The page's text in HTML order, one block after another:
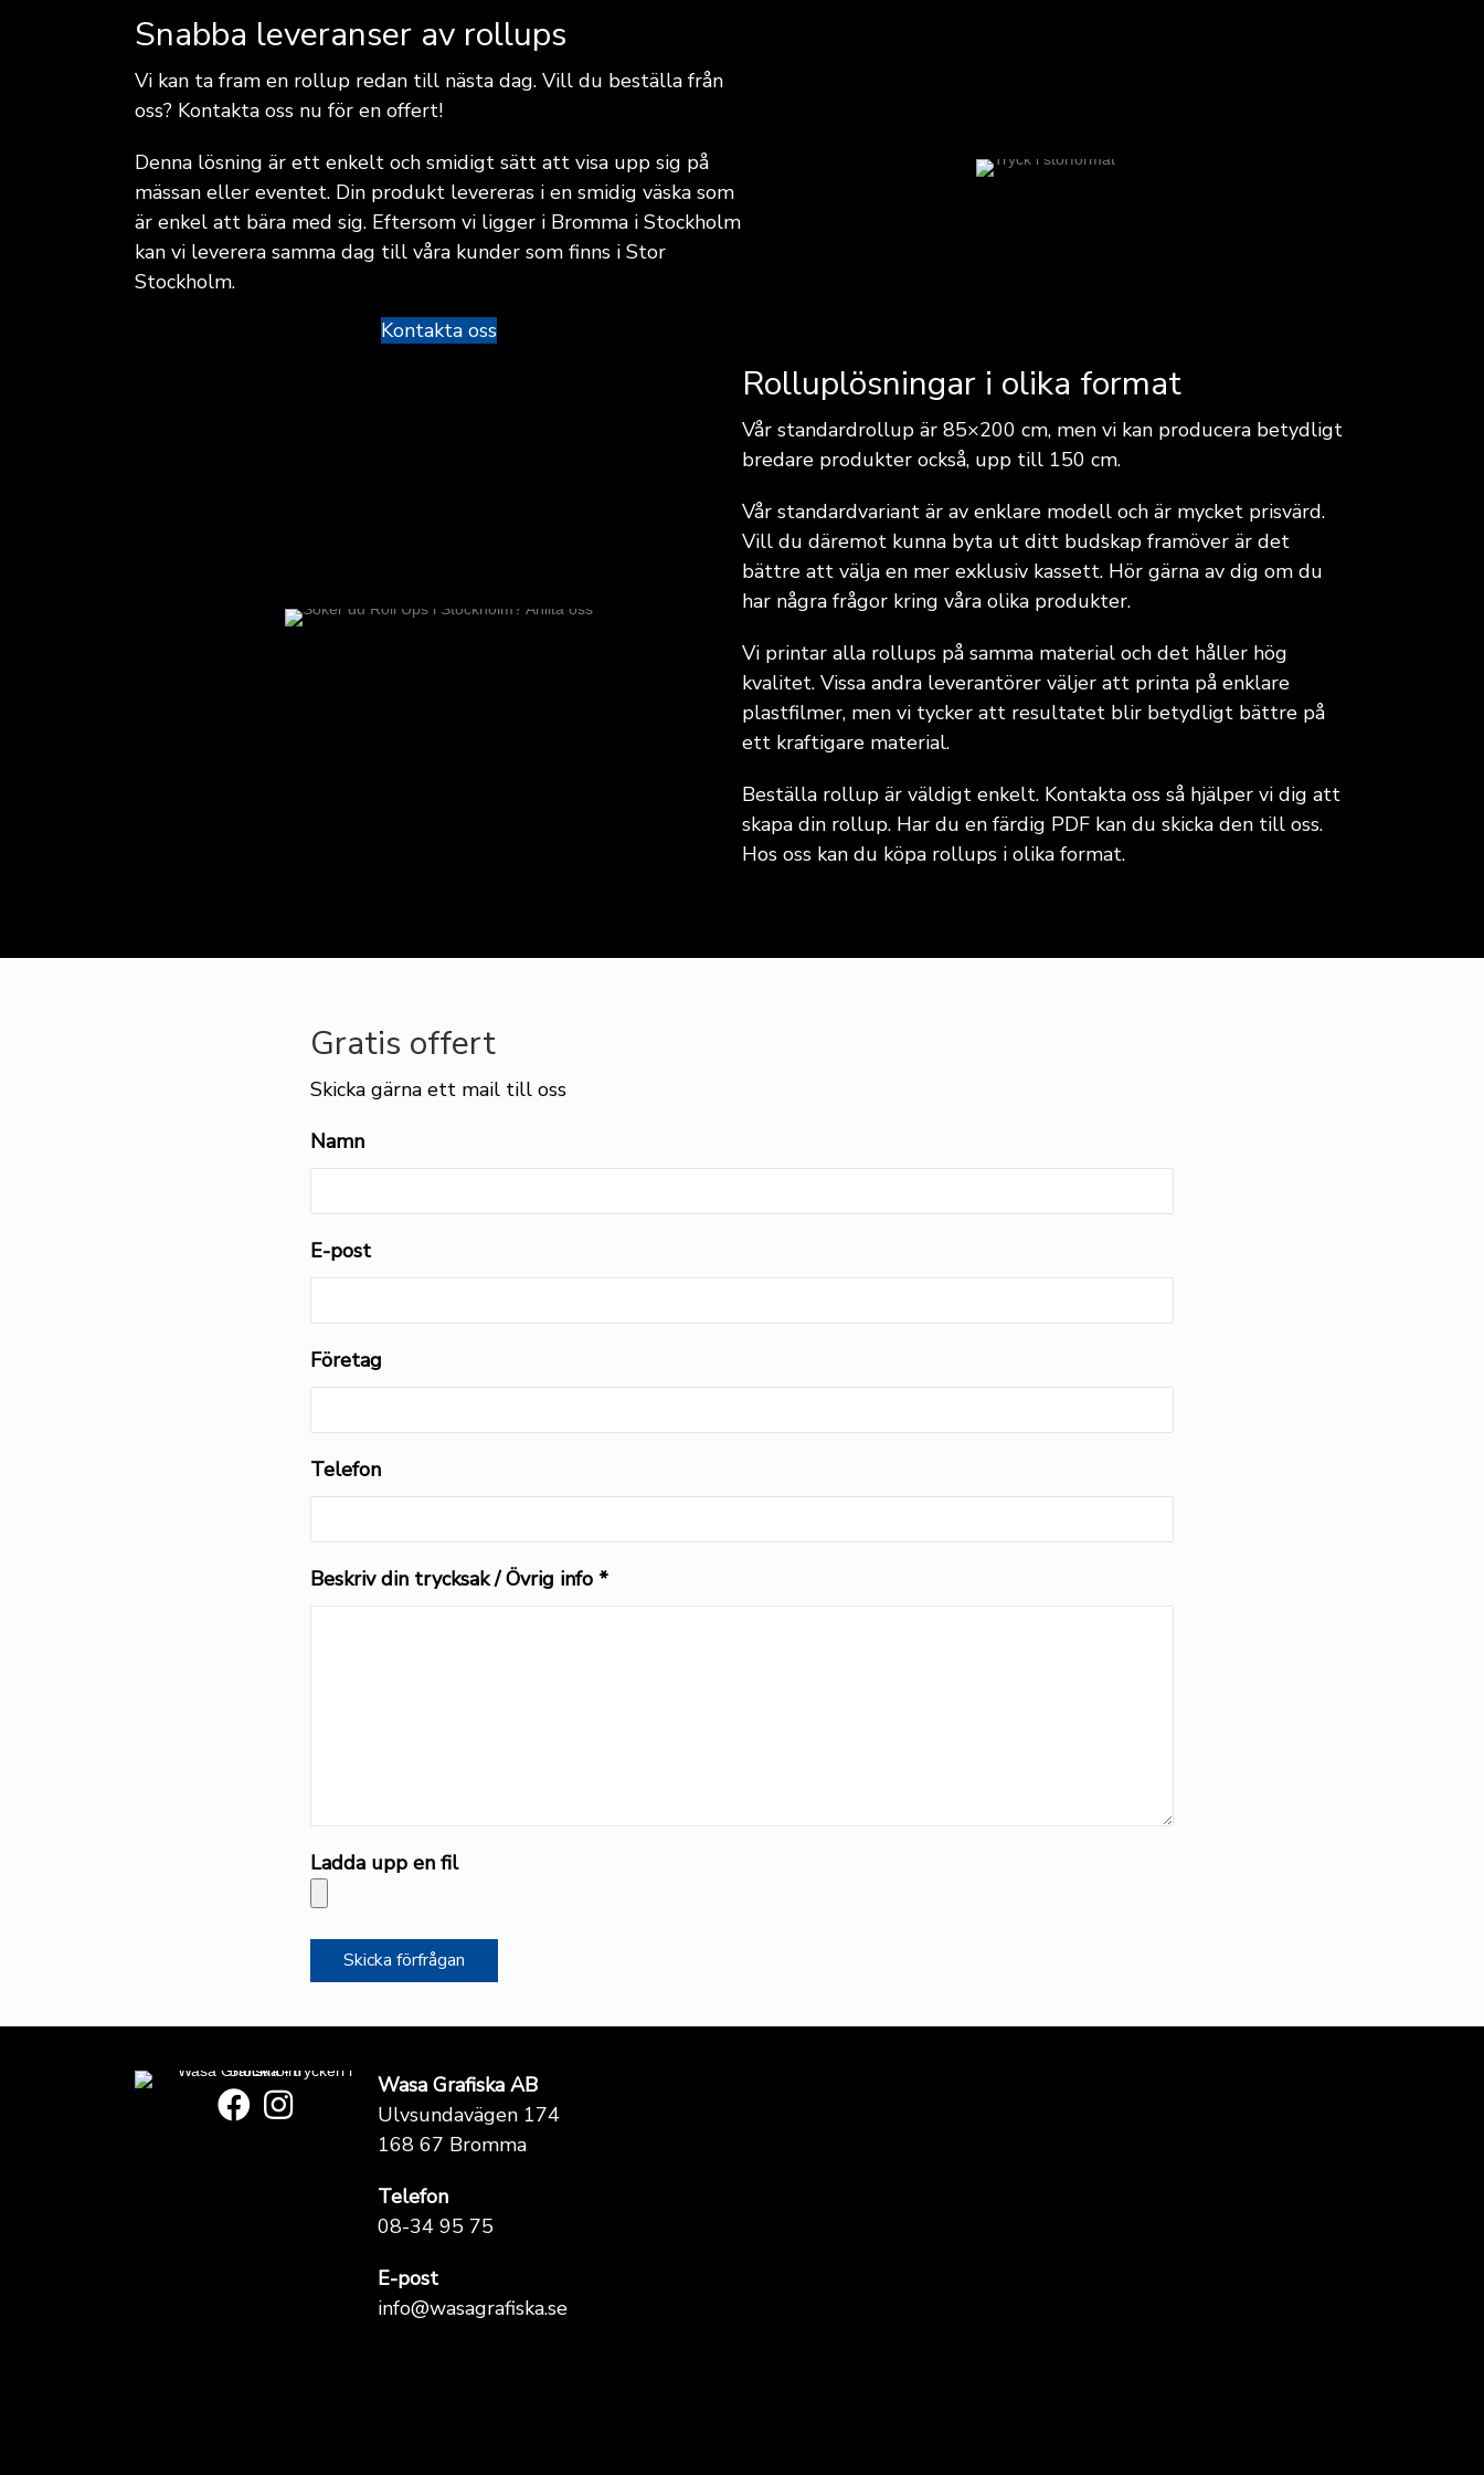
Snabba leveranser av rollups
Vi kan ta fram en rollup redan till nästa dag. Vill du beställa från
oss? Kontakta oss nu för en offert!
Denna lösning är ett enkelt och smidigt sätt att visa upp sig på
mässan eller eventet. Din produkt levereras i en smidig väska som
är enkel att bära med sig. Eftersom vi ligger i Bromma i Stockholm
kan vi leverera samma dag till våra kunder som finns i Stor
Stockholm.
Kontakta oss
Rolluplösningar i olika format
Vår standardrollup är 85×200 cm, men vi kan producera betydligt
bredare produkter också, upp till 150 cm.
Vår standardvariant är av enklare modell och är mycket prisvärd.
Vill du däremot kunna byta ut ditt budskap framöver är det
bättre att välja en mer exklusiv kassett. Hör gärna av dig om du
har några frågor kring våra olika produkter.
Vi printar alla rollups på samma material och det håller hög
kvalitet. Vissa andra leverantörer väljer att printa på enklare
plastfilmer, men vi tycker att resultatet blir betydligt bättre på
ett kraftigare material.
Beställa rollup är väldigt enkelt. Kontakta oss så hjälper vi dig att
skapa din rollup. Har du en färdig PDF kan du skicka den till oss.
Hos oss kan du köpa rollups i olika format.
Gratis offert
Skicka gärna ett mail till oss
Namn
E-post
Företag
Telefon
Beskriv din trycksak / Övrig info *
Ladda upp en fil
Wasa Grafiska AB
Ulvsundavägen 174
168 67 Bromma
Telefon
08-34 95 75
E-post
info@wasagrafiska.se